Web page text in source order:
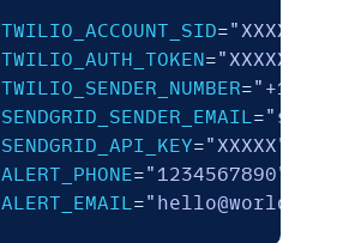
TWILIO_ACCOUNT_SID="XXXXX"
TWILIO_AUTH_TOKEN="XXXXX"
TWILIO_SENDER_NUMBER=
SENDGRID_SENDER_EMAIL =
SENDGRID_API_KEY="XXXXX"
ALERT_PHONE="1234567890"
ALERT_EMAIL =